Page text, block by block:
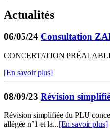
Actualités
06/05/24 Consultation
CONCERTATION
[En savoir plus]
08/09/23 Révision
Révision simplifiée du PLU
allégée n°1 et la...[En savoir plus]